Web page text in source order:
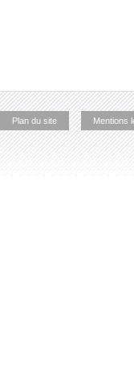
Plan du site Mentions